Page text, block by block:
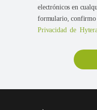
electrónicos en
formulario, confirmo
Privacidad de